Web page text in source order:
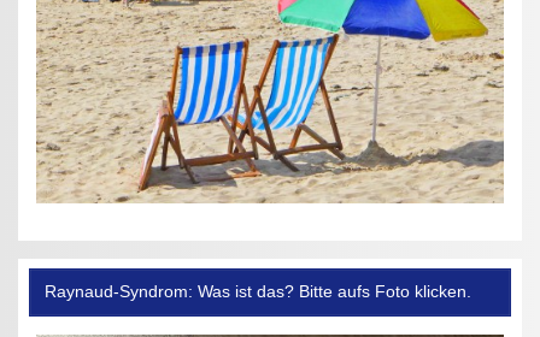
Raynaud-Syndrom: Was ist das? Bitte aufs Foto klicken.